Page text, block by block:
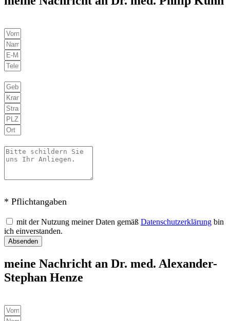
* Pflichtangaben
mit der Nutzung meiner Daten gemäß Datenschutzerklärung bin
ich einverstanden.
Absenden
meine Nachricht an Dr. med. Alexander-
Stephan Henze